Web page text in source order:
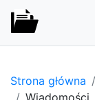
Strona główna
Wiadomości